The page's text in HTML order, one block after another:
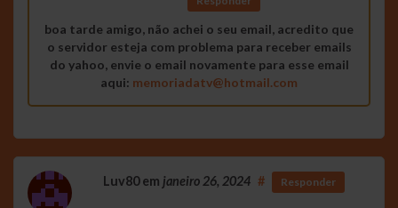
boa tarde amigo, não achei o seu email, acredito que
o servidor esteja com problema para receber emails
do yahoo, envie o email novamente para esse email
aqui: memoriadatv@hotmail.com
Luv80em janeiro 26, 2024 # Responder